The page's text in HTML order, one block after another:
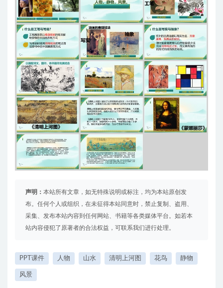
声明： 本站所有文章，如无特殊说明或标注，均为本站原创发
布。任何个人或组织，在未征得本站同意时，禁止复制、盗用、
采集、发布本站内容到任何网站、书籍等各类媒体平台。如若本
站内容侵犯了原著者的合法权益，可联系我们进行处理。
PPT课件 人物 山水 清明上河图 花鸟 静物
风景